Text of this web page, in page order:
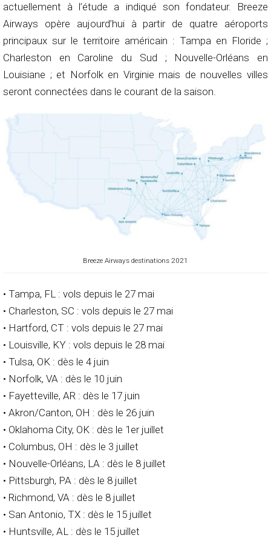
actuellement à l’étude a indiqué son fondateur. Breeze
Airways opère aujourd’hui à partir de quatre aéroports
principaux sur le territoire américain : Tampa en Floride ;
Charleston en Caroline du Sud ; Nouvelle-Orléans en
Louisiane ; et Norfolk en Virginie mais de nouvelles villes
seront connectées dans le courant de la saison.
Breeze Airways destinations 2021
• Tampa, FL : vols depuis le 27 mai
• Charleston, SC : vols depuis le 27 mai
• Hartford, CT : vols depuis le 27 mai
• Louisville, KY : vols depuis le 28 mai
• Tulsa, OK : dès le 4 juin
• Norfolk, VA : dès le 10 juin
• Fayetteville, AR : dès le 17 juin
• Akron/Canton, OH : dès le 26 juin
• Oklahoma City, OK : dès le 1er juillet
• Columbus, OH : dès le 3 juillet
• Nouvelle-Orléans, LA : dès le 8 juillet
• Pittsburgh, PA : dès le 8 juillet
• Richmond, VA : dès le 8 juillet
• San Antonio, TX : dès le 15 juillet
• Huntsville, AL : dès le 15 juillet